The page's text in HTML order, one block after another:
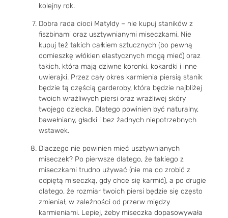
kolejny rok.
Dobra rada cioci Matyldy – nie kupuj staników z
fiszbinami oraz usztywnianymi miseczkami. Nie
kupuj też takich całkiem sztucznych (bo pewną
domieszkę włókien elastycznych mogą mieć) oraz
takich, która mają dziwne koronki, kokardki i inne
uwierajki. Przez cały okres karmienia piersią stanik
będzie tą częścią garderoby, która będzie najbliżej
twoich wrażliwych piersi oraz wrażliwej skóry
twojego dziecka. Dlatego powinien być naturalny,
bawełniany, gładki i bez żadnych niepotrzebnych
wstawek.
Dlaczego nie powinien mieć usztywnianych
miseczek? Po pierwsze dlatego, że takiego z
miseczkami trudno używać (nie ma co zrobić z
odpiętą miseczką, gdy chce się karmić), a po drugie
dlatego, że rozmiar twoich piersi będzie się często
zmieniał, w zależności od przerw między
karmieniami. Lepiej, żeby miseczka dopasowywała